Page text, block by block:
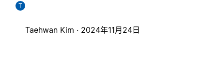
T
Taehwan Kim · 2024年11月24日